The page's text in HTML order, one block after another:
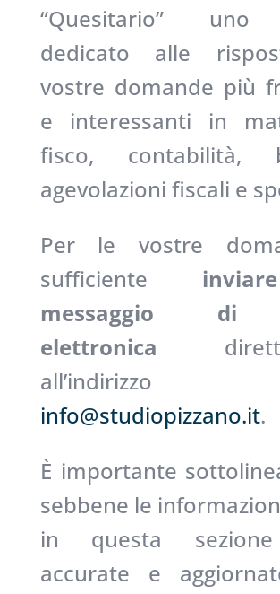
“Quesitario” uno
dedicato alle
vostre domande più
e interessanti in
fisco, contabilità,
agevolazioni fiscali e
Per le vostre
sufficiente
messaggio di
elettronica
all’indirizzo
info@studiopizzano.it.
È importante
sebbene le
in questa
accurate e